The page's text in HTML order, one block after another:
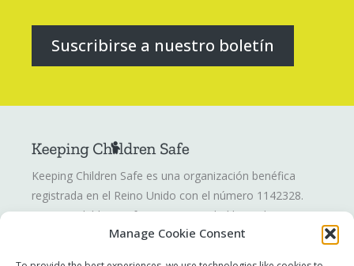
Manage Cookie Consent
Suscribirse a nuestro boletín
Keeping Children Safe es una organización benéfica
registrada en el Reino Unido con el número 1142328.
Keeping Children Safe es una sociedad limitada por
garantía registrada en Inglaterra y Gales. Número de